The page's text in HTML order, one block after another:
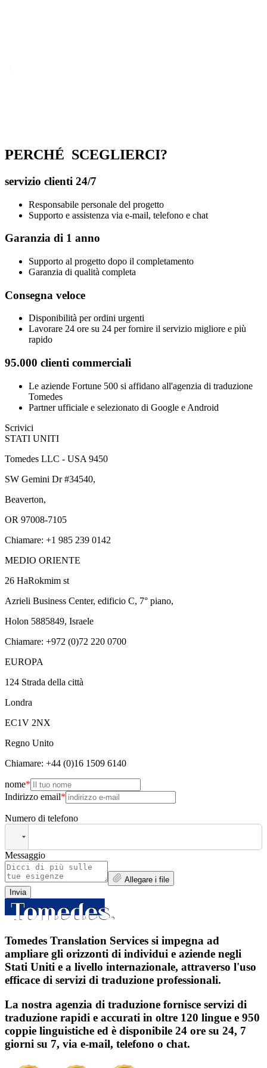
PERCHÉ SCEGLIERCI?
servizio clienti 24/7
Responsabile personale del progetto
Supporto e assistenza via e-mail, telefono e chat
Garanzia di 1 anno
Supporto al progetto dopo il completamento
Garanzia di qualità completa
Consegna veloce
Disponibilità per ordini urgenti
Lavorare 24 ore su 24 per fornire il servizio migliore e più
rapido
95.000 clienti commerciali
Le aziende Fortune 500 si affidano all'agenzia di traduzione
Tomedes
Partner ufficiale e selezionato di Google e Android
Scrivici
STATI UNITI
Tomedes LLC - USA 9450
SW Gemini Dr #34540,
Beaverton,
OR 97008-7105
Chiamare: +1 985 239 0142
MEDIO ORIENTE
26 HaRokmim st
Azrieli Business Center, edificio C, 7° piano,
Holon 5885849, Israele
Chiamare: +972 (0)72 220 0700
EUROPA
124 Strada della città
Londra
EC1V 2NX
Regno Unito
Chiamare: +44 (0)16 1509 6140
nome*
Indirizzo email*
Numero di telefono
Messaggio
Allegare i file
Invia
Tomedes Translation Services si impegna ad
ampliare gli orizzonti di individui e aziende negli
Stati Uniti e a livello internazionale, attraverso l'uso
efficace di servizi di traduzione professionali.
La nostra agenzia di traduzione fornisce servizi di
traduzione rapidi e accurati in oltre 120 lingue e 950
coppie linguistiche ed è disponibile 24 ore su 24, 7
giorni su 7, via e-mail, telefono o chat.